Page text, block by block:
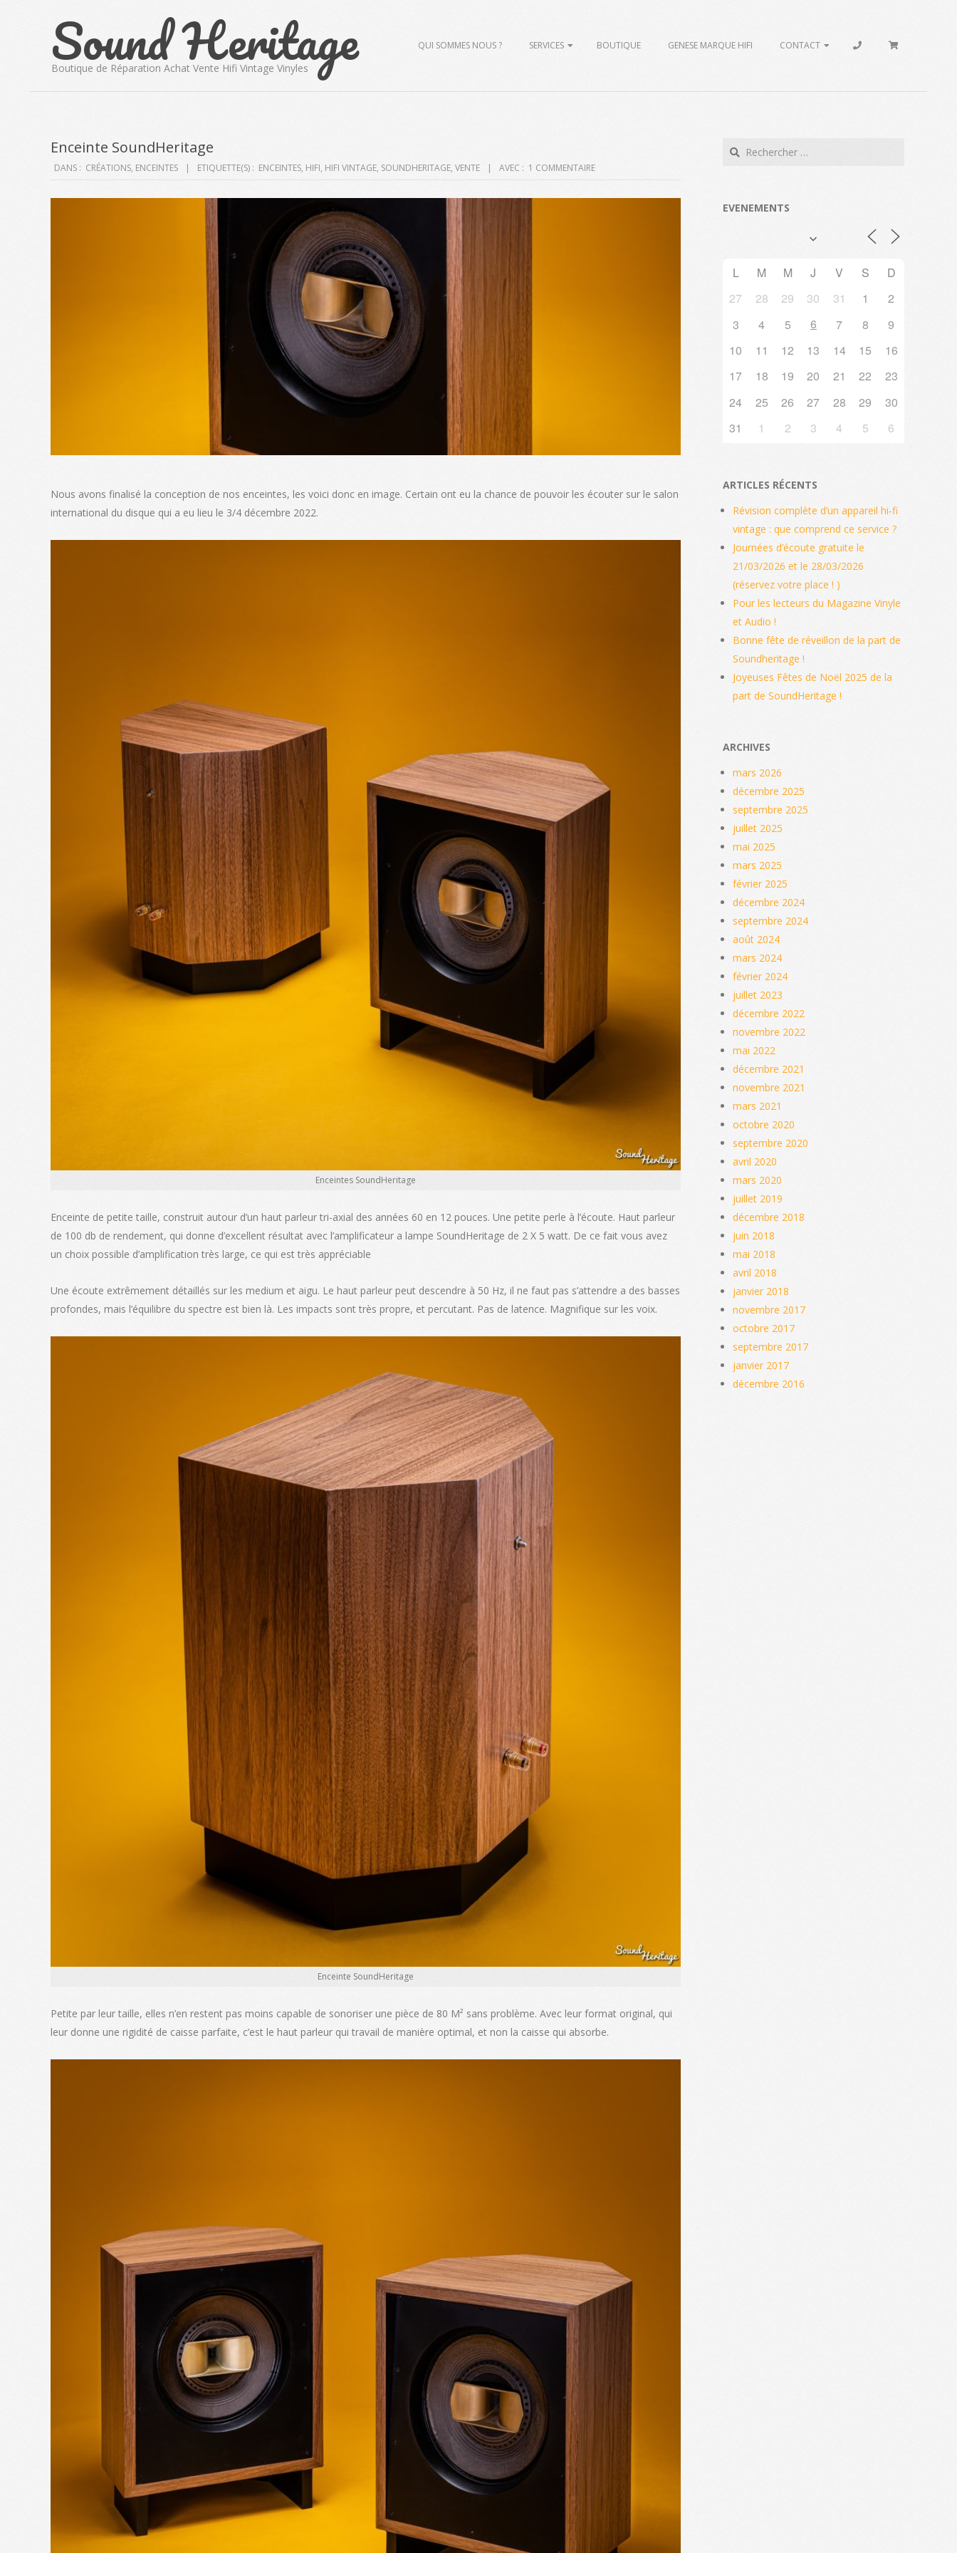
Sound Heritage
Boutique de Réparation Achat Vente Hifi Vintage Vinyles
PrimaryQUI SOMMES NOUS ? SERVICES BOUTIQUE GENESE MARQUE HIFI CONTACT
Enceinte SoundHeritage
DANS : CRÉATIONS, ENCEINTES ETIQUETTE(S) : ENCEINTES, HIFI, HIFI VINTAGE, SOUNDHERITAGE, VENTE AVEC : 1 COMMENTAIRE
Nous avons finalisé la conception de nos enceintes, les voici donc en image. Certain ont eu la chance de pouvoir les écouter sur le salon
international du disque qui a eu lieu le 3/4 décembre 2022.
Enceintes SoundHeritage
Enceinte de petite taille, construit autour d’un haut parleur tri-axial des années 60 en 12 pouces. Une petite perle à l’écoute. Haut parleur
de 100 db de rendement, qui donne d’excellent résultat avec l’amplificateur a lampe SoundHeritage de 2 X 5 watt. De ce fait vous avez
un choix possible d’amplification très large, ce qui est très appréciable
Une écoute extrêmement détaillés sur les medium et aigu. Le haut parleur peut descendre à 50 Hz, il ne faut pas s’attendre a des basses
profondes, mais l’équilibre du spectre est bien là. Les impacts sont très propre, et percutant. Pas de latence. Magnifique sur les voix.
Enceinte SoundHeritage
Petite par leur taille, elles n’en restent pas moins capable de sonoriser une pièce de 80 M² sans problème. Avec leur format original, qui
leur donne une rigidité de caisse parfaite, c’est le haut parleur qui travail de manière optimal, et non la caisse qui absorbe.
Search
EVENEMENTS
L M M J V S
D
27
28 29 30 31 1
2
3
4 5 6 7 8
9
10
11 12 13 14 15
16
17
18 19 20 21 22
23
24
25 26 27 28 29
30
31
1 2 3 4 5 6
ARTICLES RÉCENTS
Révision complète d’un appareil hi‑fi
vintage : que comprend ce service ?
Journées d’écoute gratuite le
21/03/2026 et le 28/03/2026
(réservez votre place ! )
Pour les lecteurs du Magazine Vinyle
et Audio !
Bonne fête de réveillon de la part de
Soundheritage !
Joyeuses Fêtes de Noël 2025 de la
part de SoundHeritage !
ARCHIVES
mars 2026
décembre 2025
septembre 2025
juillet 2025
mai 2025
mars 2025
février 2025
décembre 2024
septembre 2024
août 2024
mars 2024
février 2024
juillet 2023
décembre 2022
novembre 2022
mai 2022
décembre 2021
novembre 2021
mars 2021
octobre 2020
septembre 2020
avril 2020
mars 2020
juillet 2019
décembre 2018
juin 2018
mai 2018
avril 2018
janvier 2018
novembre 2017
octobre 2017
septembre 2017
janvier 2017
décembre 2016